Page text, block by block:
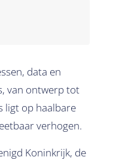
data en
van ontwerp tot
ligt op haalbare
verhogen.
Koninkrijk, de